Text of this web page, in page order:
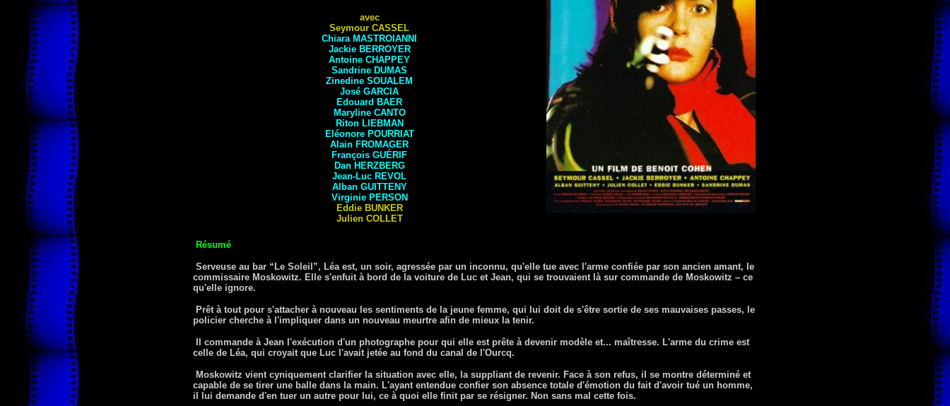
avec
Seymour CASSEL
Chiara MASTROIANNI
Jackie BERROYER
Antoine CHAPPEY
Sandrine DUMAS
Zinedine SOUALEM
José GARCIA
Edouard BAER
Maryline CANTO
Riton LIEBMAN
Eléonore POURRIAT
Alain FROMAGER
François GUÉRIF
Dan HERZBERG
Jean-Luc REVOL
Alban GUITTENY
Virginie PERSON
Eddie BUNKER
Julien COLLET
Résumé
Serveuse au bar “Le Soleil”, Léa est, un soir, agressée par un inconnu, qu'elle tue avec l'arme confiée par son ancien amant, le
commissaire Moskowitz. Elle s'enfuit à bord de la voiture de Luc et Jean, qui se trouvaient là sur commande de Moskowitz – ce
qu'elle ignore.
Prêt à tout pour s'attacher à nouveau les sentiments de la jeune femme, qui lui doit de s'être sortie de ses mauvaises passes, le
policier cherche à l'impliquer dans un nouveau meurtre afin de mieux la tenir.
Il commande à Jean l'exécution d'un photographe pour qui elle est prête à devenir modèle et... maîtresse. L'arme du crime est
celle de Léa, qui croyait que Luc l'avait jetée au fond du canal de l'Ourcq.
Moskowitz vient cyniquement clarifier la situation avec elle, la suppliant de revenir. Face à son refus, il se montre déterminé et
capable de se tirer une balle dans la main. L'ayant entendue confier son absence totale d'émotion du fait d'avoir tué un homme,
il lui demande d'en tuer un autre pour lui, ce à quoi elle finit par se résigner. Non sans mal cette fois.